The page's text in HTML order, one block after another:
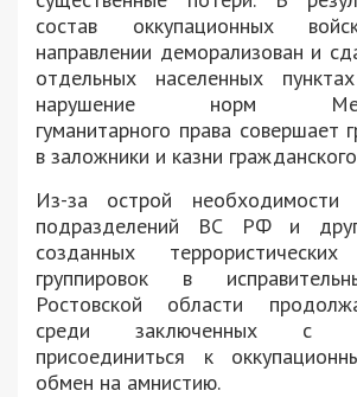
состав оккупационных
направлении деморализован и
отдельных населенных
нарушение норм
гуманитарного права совершает
в заложники и казни
Из-за острой необходимости
подразделений ВС РФ и
созданных
группировок в
Ростовской области
среди заключенных с
присоединиться к
обмен на амнистию.